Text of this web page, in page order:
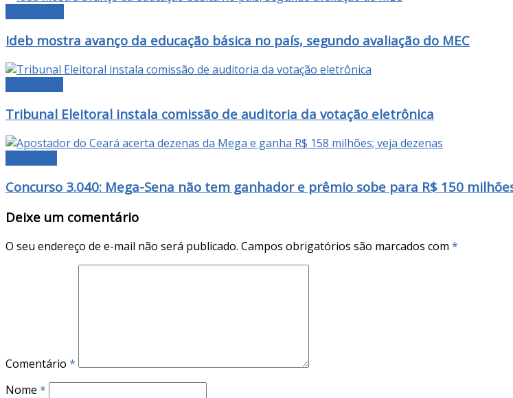
Ideb mostra avanço da educação básica no país, segundo avaliação do MEC
Tribunal Eleitoral instala comissão de auditoria da votação eletrônica
Concurso 3.040: Mega-Sena não tem ganhador e prêmio sobe para R$ 150
Deixe um comentário
O seu endereço de e-mail não será publicado. Campos obrigatórios são marcados com *
Comentário *
Nome *